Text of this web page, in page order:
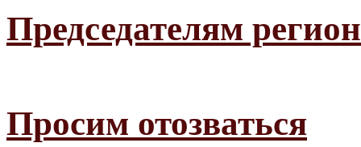
Председателям
Просим отозваться